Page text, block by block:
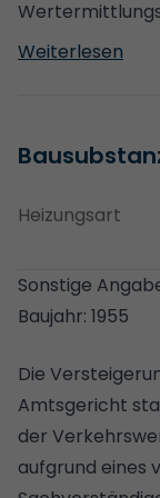
Weiterlesen
Heizungsart
Sonstige
Baujahr: 1955
Die
Amtsgericht
der
aufgrund eines